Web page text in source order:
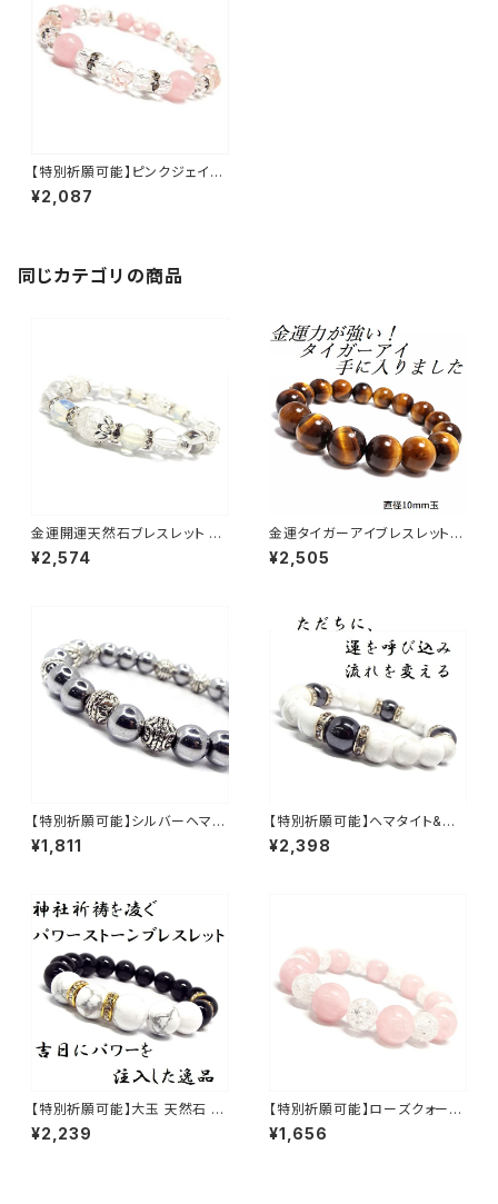
【特別祈願可能】ピンクジェイド
クリスタルガラス パワーストーン
ブレスレット NS_D4-60_396
¥2,087
同じカテゴリの商品
金運開運天然石ブレスレット ク
ラック水晶 オパールパワースト
ーンNS_D5-17_585【お届まで
¥2,574
金運タイガーアイブレスレット
パワーストーン NS_B1-45
¥2,505
【特別祈願可能】シルバーヘマタ
イトパワーストーン NS_DB006
9_352【お届まで3〜14日】
¥1,811
【特別祈願可能】ヘマタイト&ホ
ワイトターコイズパワーストーン
ブレスレット NS_D5-51_517
¥2,398
【特別祈願可能】大玉 天然石 オ
ニキス ホワイトターコイズパワ
ーストーンブレスレット NS_D5
¥2,239
【特別祈願可能】ローズクォーツ
クラック水晶パワーストーンブレ
スレット_NS_D5-41_480【お届
¥1,656